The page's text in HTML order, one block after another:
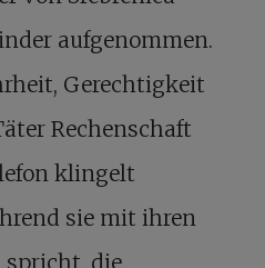
aufgenommen.
Gerechtigkeit
Rechenschaft
klingelt
sie mit ihren
die